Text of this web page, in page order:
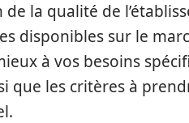
la qualité de
disponibles sur le
à vos besoins
que les critères à